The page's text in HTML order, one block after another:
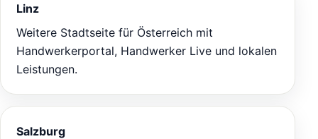
Linz
Weitere Stadtseite für Österreich mit
Handwerkerportal, Handwerker Live und lokalen
Leistungen.
Salzburg